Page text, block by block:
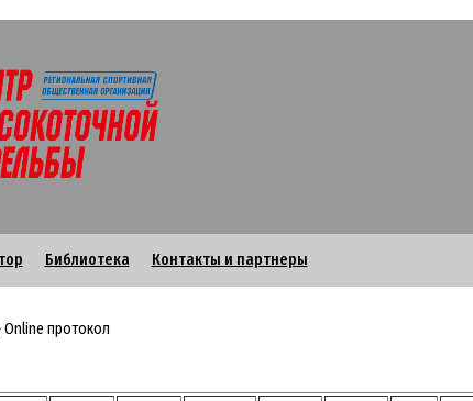
Библиотека Контакты и партнеры
Online протокол